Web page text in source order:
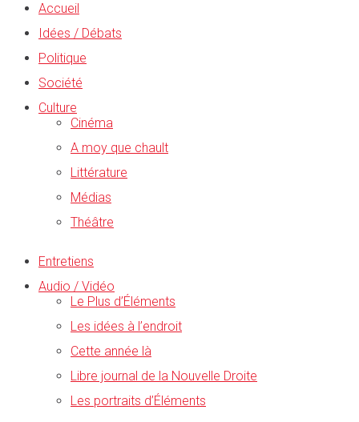
Accueil
Idées / Débats
Politique
Société
Culture
Cinéma
A moy que chault
Littérature
Médias
Théâtre
Entretiens
Audio / Vidéo
Le Plus d’Éléments
Les idées à l’endroit
Cette année là
Libre journal de la Nouvelle Droite
Les portraits d’Éléments